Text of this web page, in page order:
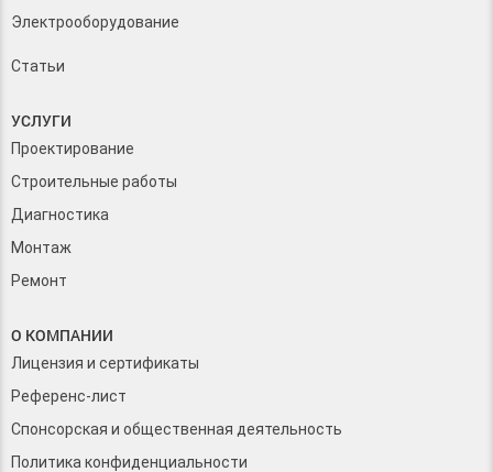
Электрооборудование
Статьи
УСЛУГИ
Проектирование
Строительные работы
Диагностика
Монтаж
Ремонт
О КОМПАНИИ
Лицензия и сертификаты
Референс-лист
Спонсорская и общественная деятельность
Политика конфиденциальности